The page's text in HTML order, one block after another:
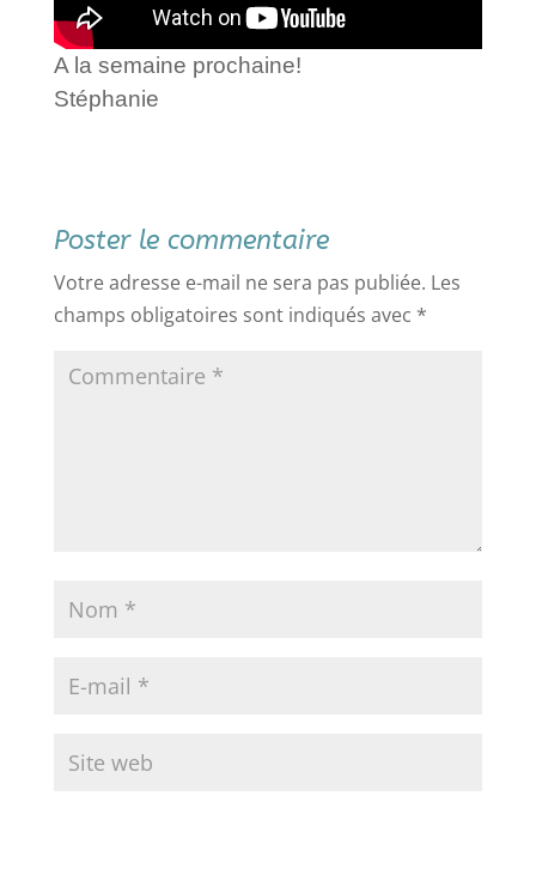
A la semaine prochaine!
Stéphanie
Poster le commentaire
Votre adresse e-mail ne sera pas publiée. Les
champs obligatoires sont indiqués avec *